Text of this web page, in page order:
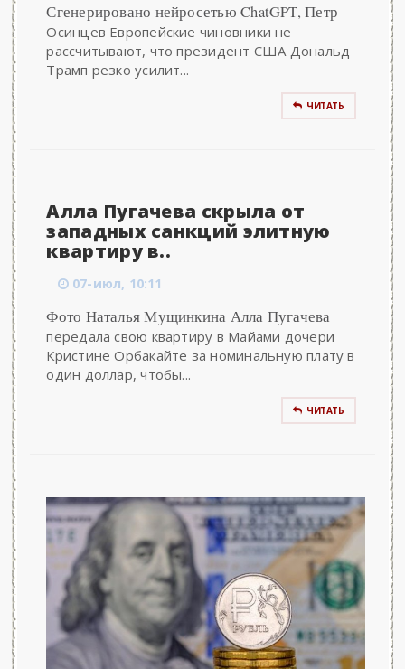
Сгенерировано нейросетью ChatGPT, Петр
Осинцев Европейские чиновники не
рассчитывают, что президент США Дональд
Трамп резко усилит...
ЧИТАТЬ
Алла Пугачева скрыла от
западных санкций элитную
квартиру в..
07-июл, 10:11
Фото Наталья Мущинкина Алла Пугачева
передала свою квартиру в Майами дочери
Кристине Орбакайте за номинальную плату в
один доллар, чтобы...
ЧИТАТЬ